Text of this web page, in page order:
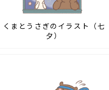
くまとうさぎのイラスト（七
夕）